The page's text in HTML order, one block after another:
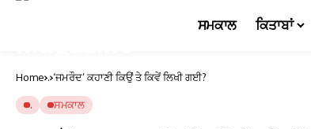
ਸਮਕਾਲ ਕਿਤਾਬਾਂ
Home . ‘ਜਮਰੌਦ’ ਕਹਾਣੀ ਕਿਉਂ ਤੇ ਕਿਵੇਂ ਲਿਖੀ ਗਈ?
. ਸਮਕਾਲ